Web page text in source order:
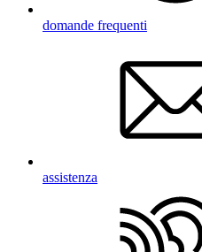
domande frequenti
assistenza